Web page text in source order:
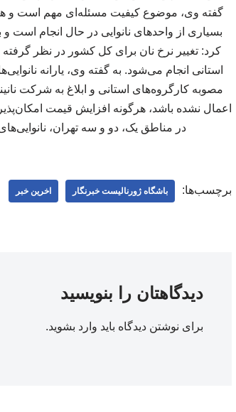
گفته وی، موضوع کیفیت مسئله‌ای مهم است و هر
بسیاری از واحدهای نانوایی در حال انجام است
کرد: تغییر نرخ نان برای کل کشور در نظر
استانی انجام می‌شود. به گفته وی، یارانه
مصوبه کارگروه‌های استانی و ابلاغ به شرکت
اعمال نشده باشد، هرگونه افزایش قیمت
در مناطق یک، دو و سه تهران،
برچسب‌ها: باشگاه ژورنالیست خبرنگار اخرین خبر
دیدگاهتان را بنویسید
برای نوشتن دیدگاه باید وارد بشوید.